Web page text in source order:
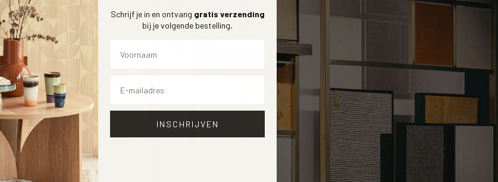
Schrijf je in en ontvang gratis verzending
bij je volgende bestelling.
INSCHRIJVEN